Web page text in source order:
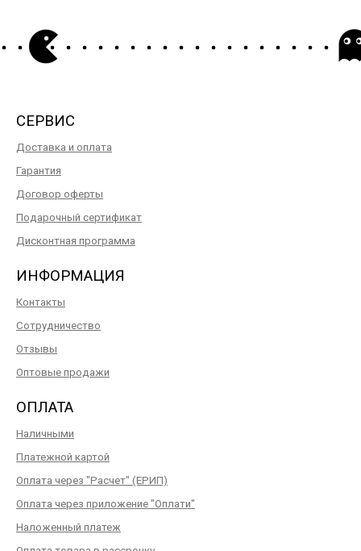
СЕРВИС
Доставка и оплата
Гарантия
Договор оферты
Подарочный сертификат
Дисконтная программа
ИНФОРМАЦИЯ
Контакты
Сотрудничество
Отзывы
Оптовые продажи
ОПЛАТА
Наличными
Платежной картой
Оплата через "Расчет" (ЕРИП)
Оплата через приложение "Оплати"
Наложенный платеж